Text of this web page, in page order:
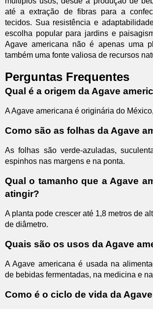
até a extração de fibras para a
tecidos. Sua resistência e
escolha popular para jardins e
Agave americana não é apenas uma
também uma fonte valiosa de recursos
Perguntas Frequentes
Qual é a origem da Agave
A Agave americana é originária do
Como são as folhas da Agave
As folhas são verde-azuladas,
espinhos nas margens e na ponta.
Qual o tamanho que a Agave
atingir?
A planta pode crescer até 1,8 metros de
de diâmetro.
Quais são os usos da Agave
A Agave americana é usada na
de bebidas fermentadas, na medicina e
Como é o ciclo de vida da